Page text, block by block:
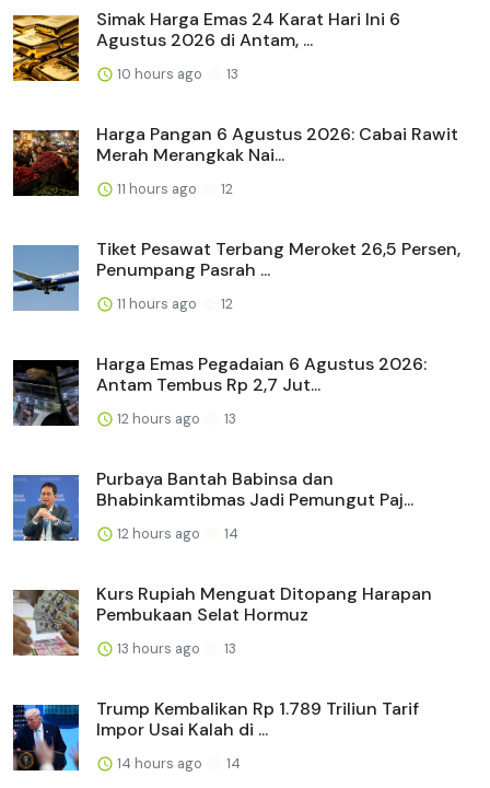
Simak Harga Emas 24 Karat Hari Ini 6
Agustus 2026 di Antam, ...
10 hours ago 13
Harga Pangan 6 Agustus 2026: Cabai Rawit
Merah Merangkak Nai...
11 hours ago 12
Tiket Pesawat Terbang Meroket 26,5 Persen,
Penumpang Pasrah ...
11 hours ago 12
Harga Emas Pegadaian 6 Agustus 2026:
Antam Tembus Rp 2,7 Jut...
12 hours ago 13
Purbaya Bantah Babinsa dan
Bhabinkamtibmas Jadi Pemungut Paj...
12 hours ago 14
Kurs Rupiah Menguat Ditopang Harapan
Pembukaan Selat Hormuz
13 hours ago 13
Trump Kembalikan Rp 1.789 Triliun Tarif
Impor Usai Kalah di ...
14 hours ago 14